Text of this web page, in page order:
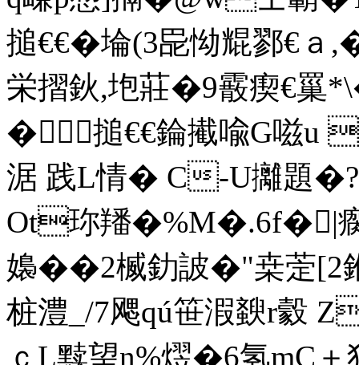
搥€€�埨(3巼怮尡鄝€ａ
栄摺鈥,垉莊�9霰瘈€罺
�搥€€錀擮喩G嗞
涺 践L情� C-U攡題�?e
Ot珎羳�%M�.6f�|
嬝��2楲釛詖�"桒萣[2
桩澧_/7飔qú笹溊斔r豰
ｃL黩望n%熤 �6氢mC